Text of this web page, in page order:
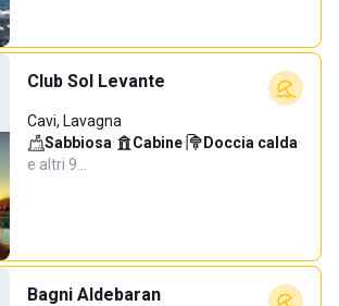
Club Sol Levante
Cavi, Lavagna
Sabbiosa· Cabine· Doccia calda·
e altri 9…
Bagni Aldebaran